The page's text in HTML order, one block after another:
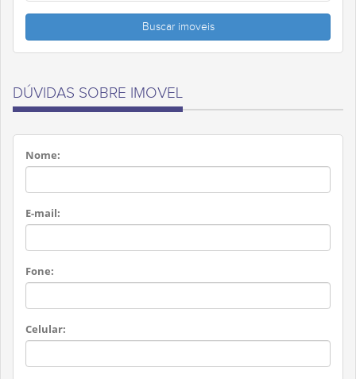
DÚVIDAS SOBRE IMOVEL
Nome:
E-mail:
Fone:
Celular: